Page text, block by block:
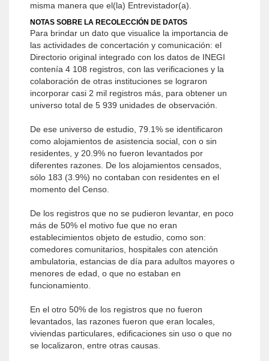
misma manera que el(la) Entrevistador(a).
NOTAS SOBRE LA RECOLECCIÓN DE DATOS
Para brindar un dato que visualice la importancia de
las actividades de concertación y comunicación: el
Directorio original integrado con los datos de INEGI
contenía 4 108 registros, con las verificaciones y la
colaboración de otras instituciones se lograron
incorporar casi 2 mil registros más, para obtener un
universo total de 5 939 unidades de observación.
De ese universo de estudio, 79.1% se identificaron
como alojamientos de asistencia social, con o sin
residentes, y 20.9% no fueron levantados por
diferentes razones. De los alojamientos censados,
sólo 183 (3.9%) no contaban con residentes en el
momento del Censo.
De los registros que no se pudieron levantar, en poco
más de 50% el motivo fue que no eran
establecimientos objeto de estudio, como son:
comedores comunitarios, hospitales con atención
ambulatoria, estancias de día para adultos mayores o
menores de edad, o que no estaban en
funcionamiento.
En el otro 50% de los registros que no fueron
levantados, las razones fueron que eran locales,
viviendas particulares, edificaciones sin uso o que no
se localizaron, entre otras causas.